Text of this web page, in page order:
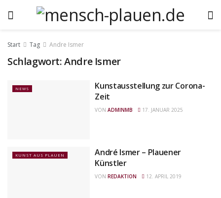
Start Tag Andre Ismer
Schlagwort:Andre Ismer
NEWS
Kunstausstellung zur Corona-
Zeit
VON ADMINMB 17. JANUAR 2025
KUNST AUS PLAUEN
André Ismer – Plauener
Künstler
VON REDAKTION 12. APRIL 2019